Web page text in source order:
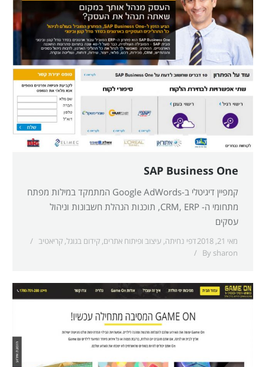
SAP Business One
קמפיין דיגיטלי ב-Google AdWords המתמקד במילות מפתח
מתחומי ה- CRM, ERP, תוכנות הנהלת חשבונות וניהול
עסקים
מאי 21, 2018 דפי נחיתה, עיצוב ופיתוח אתרים, קידום בגוגל, קריאטיב
By sharon